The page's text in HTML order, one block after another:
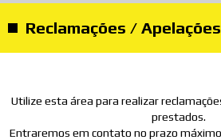
Reclamações / Apelações
Utilize esta área para realizar
prestados.
Entraremos em contato no prazo